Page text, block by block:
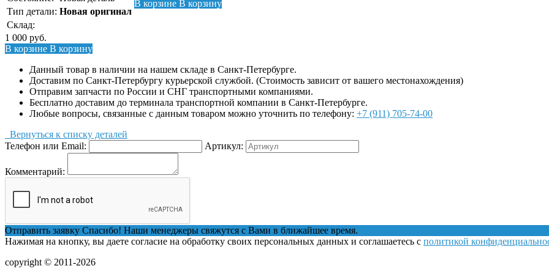
В корзине В корзину
Тип детали: Новая оригинал
Склад:
1 000 руб.
В корзине В корзину
Данный товар в наличии на нашем складе в Санкт-Петербурге.
Доставим по Санкт-Петербургу курьерской службой. (Стоимость зависит от вашего местонахождения)
Отправим запчасти по России и СНГ транспортными компаниями.
Бесплатно доставим до терминала транспортной компании в Санкт-Петербурге.
Любые вопросы, связанные с данным товаром можно уточнить по телефону: +7 (911) 705-74-00
Вернуться к списку деталей
Телефон или Email:
Артикул:
Комментарий:
Отправить заявку Спасибо! Наши менеджеры свяжутся с Вами в ближайшее время.
Нажимая на кнопку, вы даете согласие на обработку своих персональных данных и соглашаетесь с политикой
copyright © 2011-2026